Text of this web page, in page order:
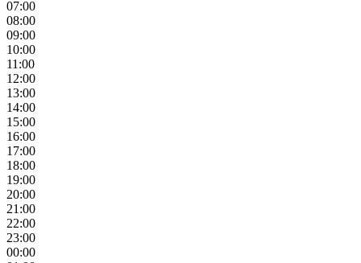
07:00
08:00
09:00
10:00
11:00
12:00
13:00
14:00
15:00
16:00
17:00
18:00
19:00
20:00
21:00
22:00
23:00
00:00